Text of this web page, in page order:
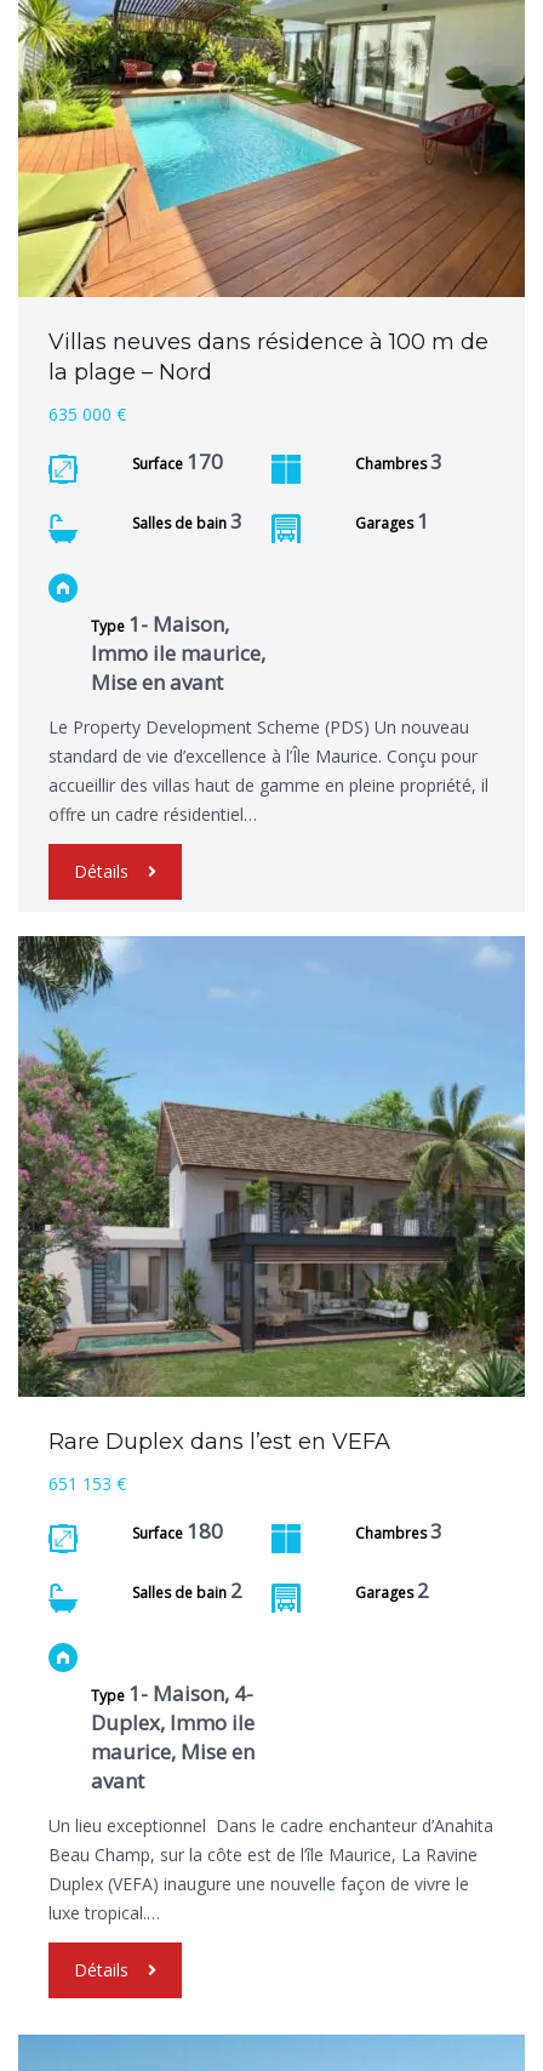
Villas neuves dans résidence à 100 m de
la plage – Nord
635 000 €
Surface 170 Chambres3
Salles de bain3 Garages 1
Type 1- Maison,
Immo ile maurice,
Mise en avant
Le Property Development Scheme (PDS) Un nouveau
standard de vie d’excellence à l’Île Maurice. Conçu pour
accueillir des villas haut de gamme en pleine propriété, il
offre un cadre résidentiel…
Détails
Rare Duplex dans l’est en VEFA
651 153 €
Surface 180 Chambres3
Salles de bain 2 Garages 2
Type 1- Maison, 4-
Duplex, Immo ile
maurice, Mise en
avant
Un lieu exceptionnel Dans le cadre enchanteur d’Anahita
Beau Champ, sur la côte est de l’île Maurice, La Ravine
Duplex (VEFA) inaugure une nouvelle façon de vivre le
luxe tropical.…
Détails